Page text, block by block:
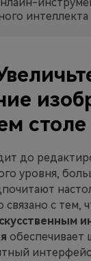
интеллекта
столе
до
уровня,
с тем,
обеспечивает